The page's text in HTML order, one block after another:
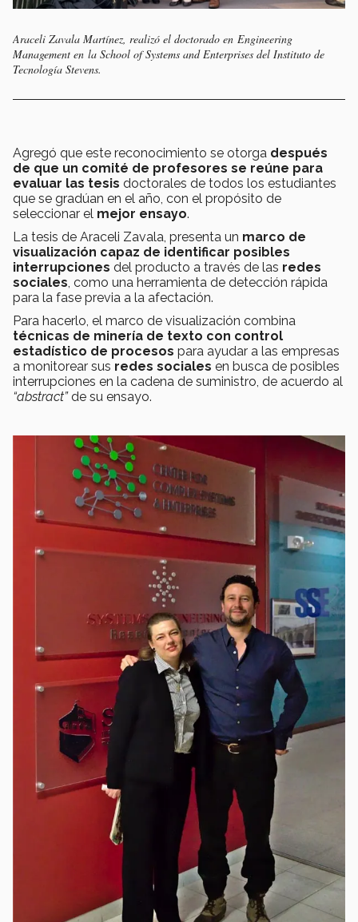
Araceli Zavala Martínez, realizó el doctorado en Engineering
Management en la School of Systems and Enterprises del Instituto de
Tecnología Stevens.
Agregó que este reconocimiento se otorga después
de que un comité de profesores se reúne para
evaluar las tesis doctorales de todos los estudiantes
que se gradúan en el año, con el propósito de
seleccionar el mejor ensayo.
La tesis de Araceli Zavala, presenta un marco de
visualización capaz de identificar posibles
interrupciones del producto a través de las redes
sociales, como una herramienta de detección rápida
para la fase previa a la afectación.
Para hacerlo, el marco de visualización combina
técnicas de minería de texto con control
estadístico de procesos para ayudar a las empresas
a monitorear sus redes sociales en busca de posibles
interrupciones en la cadena de suministro, de acuerdo al
“abstract”de su ensayo.